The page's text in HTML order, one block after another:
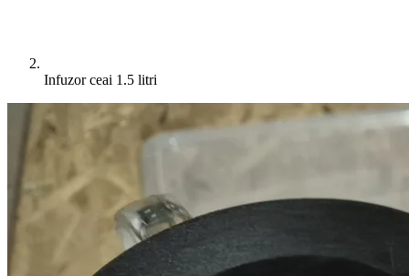
Infuzor ceai 1.5 litri